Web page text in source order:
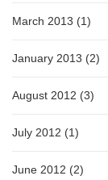
March 2013 (1)
January 2013 (2)
August 2012 (3)
July 2012 (1)
June 2012 (2)